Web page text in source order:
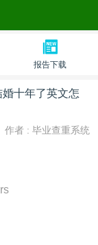
报告下载
十年了英文怎
作者 : 毕业查重系统